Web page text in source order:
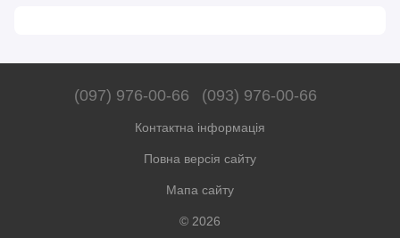
(097) 976-00-66 (093) 976-00-66
Контактна інформація
Повна версія сайту
Мапа сайту
© 2026